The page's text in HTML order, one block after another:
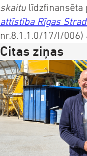
skaitu līdzfinansēta
attīstība Rīgas
nr.8.1.1.0/17/I/006)
Citas ziņas